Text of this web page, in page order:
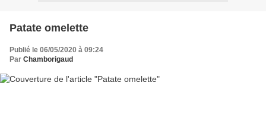
Patate omelette
Publié le 06/05/2020 à 09:24
Par Chamborigaud